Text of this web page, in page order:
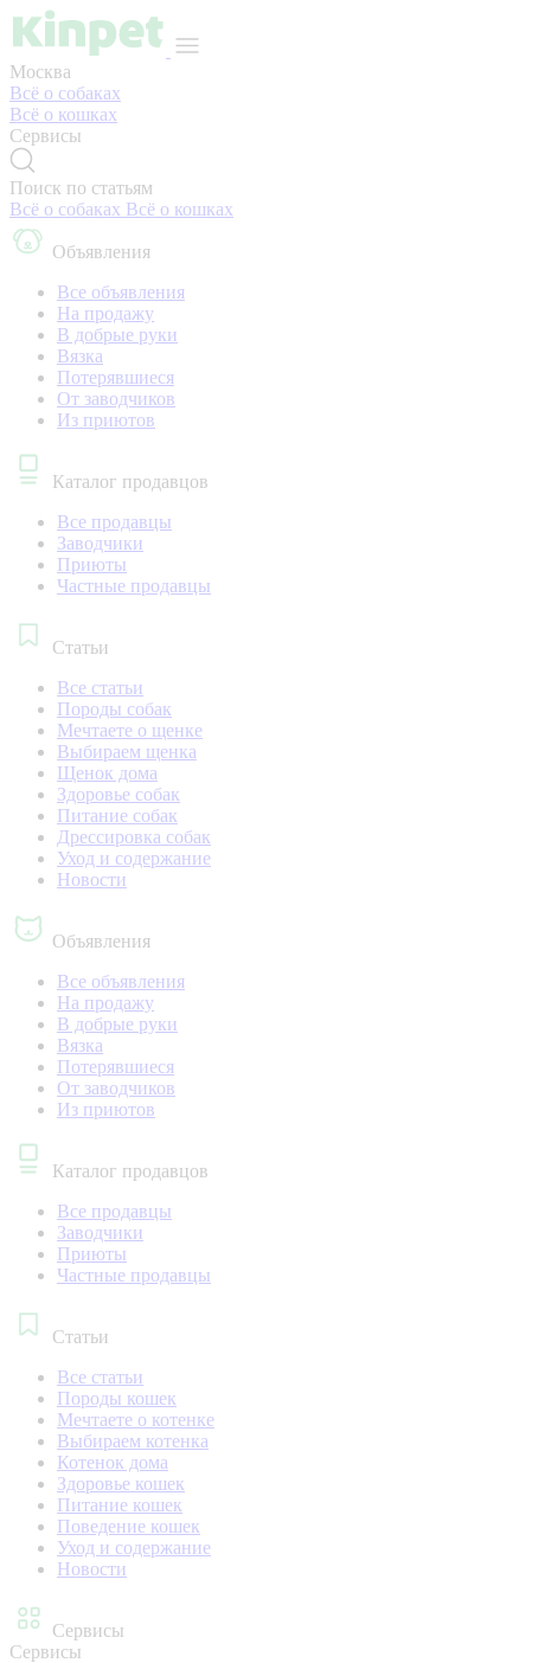
Москва
Всё о собаках
Всё о кошках
Сервисы
Поиск по статьям
Всё о собаках Всё о кошках
Объявления
Все объявления
На продажу
В добрые руки
Вязка
Потерявшиеся
От заводчиков
Из приютов
Каталог продавцов
Все продавцы
Заводчики
Приюты
Частные продавцы
Статьи
Все статьи
Породы собак
Мечтаете о щенке
Выбираем щенка
Щенок дома
Здоровье собак
Питание собак
Дрессировка собак
Уход и содержание
Новости
Объявления
Все объявления
На продажу
В добрые руки
Вязка
Потерявшиеся
От заводчиков
Из приютов
Каталог продавцов
Все продавцы
Заводчики
Приюты
Частные продавцы
Статьи
Все статьи
Породы кошек
Мечтаете о котенке
Выбираем котенка
Котенок дома
Здоровье кошек
Питание кошек
Поведение кошек
Уход и содержание
Новости
Сервисы
Сервисы